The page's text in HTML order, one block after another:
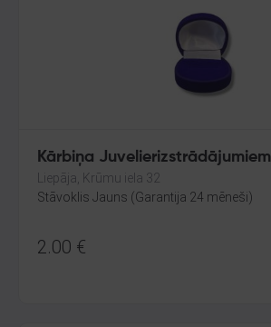
Kārbiņa Juvelierizstrādājumiem
Liepāja, Krūmu iela 32
Stāvoklis Jauns (Garantija 24 mēneši)
2.00 €